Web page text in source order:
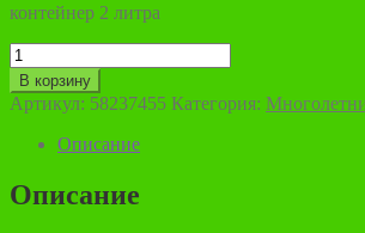
контейнер 2 литра
Количество
товара
Буквица
гиганская
В корзину
Артикул: 58237455 Категория:
Описание
Описание